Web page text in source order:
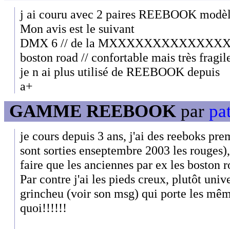
j ai couru avec 2 paires REEBOOK
Mon avis est le suivant
DMX 6 // de la
boston road // confortable mais très
je n ai plus utilisé de REEBOOK depuis
a+
GAMME REEBOOK par
je cours depuis 3 ans, j'ai des reeboks
sont sorties enseptembre 2003 les
faire que les anciennes par ex les boston
Par contre j'ai les pieds creux, plutôt
grincheu (voir son msg) qui porte les
quoi!!!!!!